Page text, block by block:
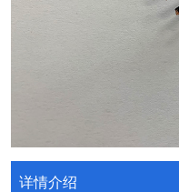
详情介绍